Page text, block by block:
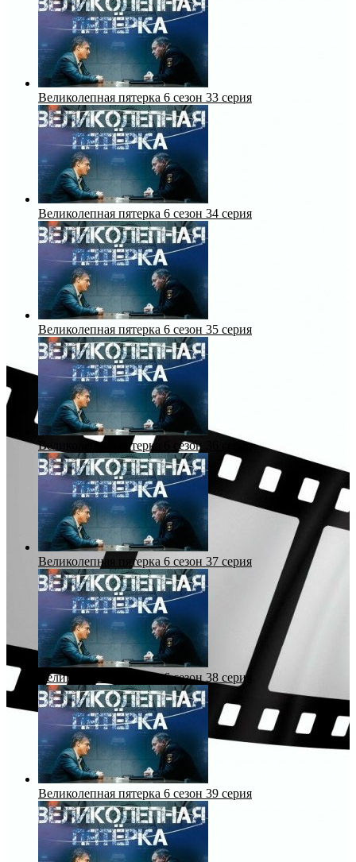
Великолепная пятерка 6 сезон 33 серия
Великолепная пятерка 6 сезон 34 серия
Великолепная пятерка 6 сезон 35 серия
Великолепная пятерка 6 сезон 36 серия
Великолепная пятерка 6 сезон 37 серия
Великолепная пятерка 6 сезон 38 серия
Великолепная пятерка 6 сезон 39 серия